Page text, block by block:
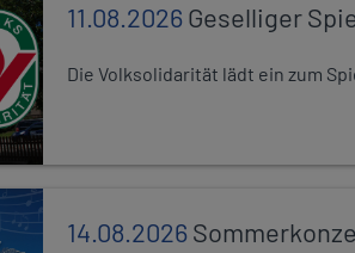
11.08.2026Geselliger
Die Volksolidarität lädt ein zum
14.08.2026